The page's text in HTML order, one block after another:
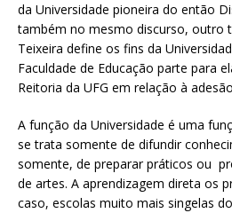
da Universidade pioneira do então
também no mesmo discurso, outro
Teixeira define os fins da
Faculdade de Educação parte para
Reitoria da UFG em relação à
A função da Universidade é uma
se trata somente de difundir
somente, de preparar práticos ou
de artes. A aprendizagem direta os
caso, escolas muito mais singelas